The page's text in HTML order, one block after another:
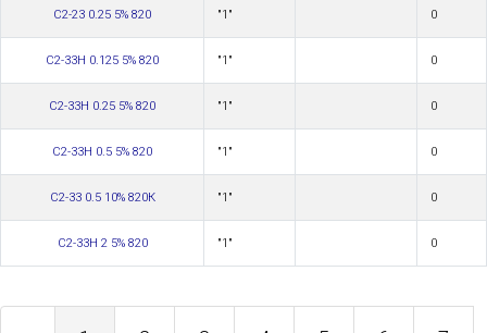
С2-23 0.25 5% 820 "1" 0
С2-33Н 0.125 5% 820 "1" 0
С2-33Н 0.25 5% 820 "1" 0
С2-33Н 0.5 5% 820 "1" 0
С2-33 0.5 10% 820К "1" 0
С2-33Н 2 5% 820 "1" 0